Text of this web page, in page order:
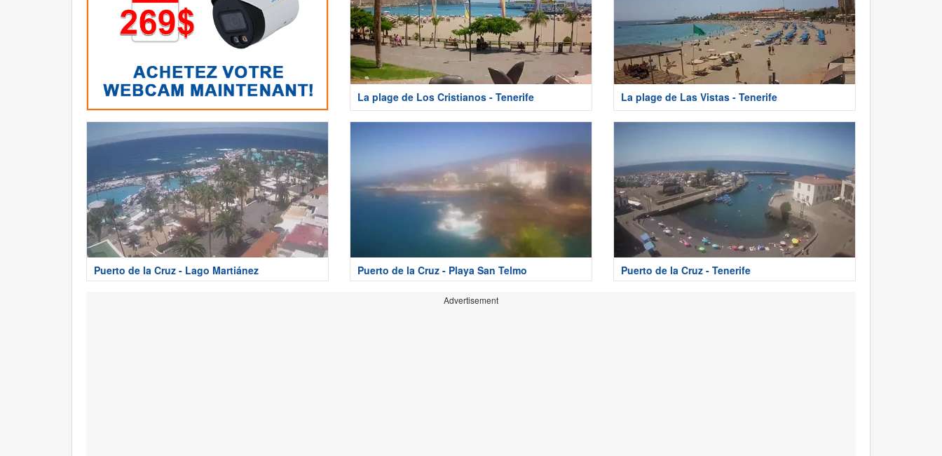
La plage de Los Cristianos - Tenerife La plage de Las Vistas - Tenerife
Puerto de la Cruz - Lago Martiánez Puerto de la Cruz - Playa San Telmo Puerto de la Cruz - Tenerife
Advertisement